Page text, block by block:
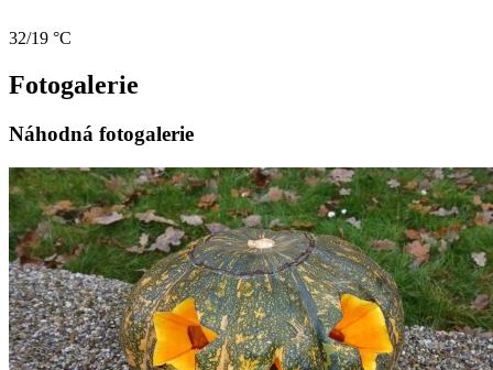
32/19 °C
Fotogalerie
Náhodná fotogalerie